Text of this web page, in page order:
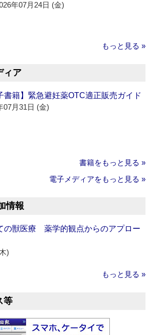
年07月24日 (金)
もっと見る »
ィア
書籍】緊急避妊薬OTC適正販売ガイド
07月31日 (金)
書籍をもっと見る »
電子メディアをもっと見る »
情報
の獣医療 薬学的観点からのアプロー
)
もっと見る »
等